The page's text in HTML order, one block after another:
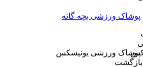
پوشاک ورزشی بچه گانه
پوشاک ورزشی یونیسکس
بازگشت